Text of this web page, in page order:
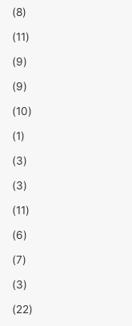
(8)
(11)
(9)
(9)
(10)
(1)
(3)
(3)
(11)
(6)
(7)
(3)
(22)